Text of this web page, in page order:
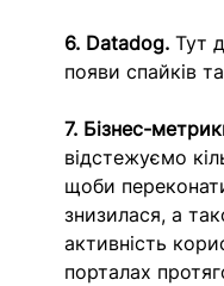
6. Datadog. Тут
появи спайків
7. Бізнес-
відстежуємо
щоби
знизилася, а
активність
порталах